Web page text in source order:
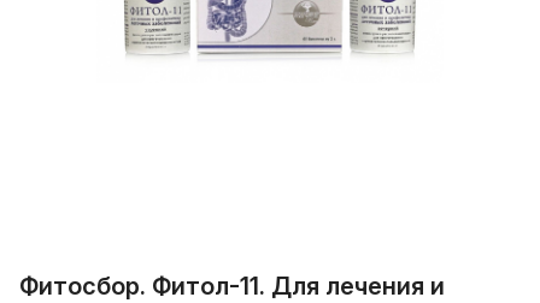
Фитосбор. Фитол-11. Для лечения и